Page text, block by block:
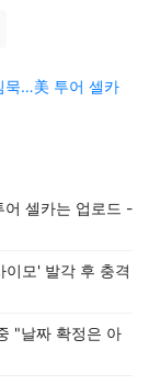
묵…美 투어 셀카
셀카는 업로드 -
모' 발각 후 충격
"날짜 확정은 아